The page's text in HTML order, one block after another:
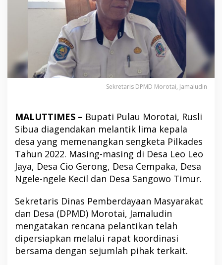
Sekretaris DPMD Morotai, Jamaludin
MALUTTIMES – Bupati Pulau Morotai, Rusli
Sibua diagendakan melantik lima kepala
desa yang memenangkan sengketa Pilkades
Tahun 2022. Masing-masing di Desa Leo Leo
Jaya, Desa Cio Gerong, Desa Cempaka, Desa
Ngele-ngele Kecil dan Desa Sangowo Timur.
Sekretaris Dinas Pemberdayaan Masyarakat
dan Desa (DPMD) Morotai, Jamaludin
mengatakan rencana pelantikan telah
dipersiapkan melalui rapat koordinasi
bersama dengan sejumlah pihak terkait.